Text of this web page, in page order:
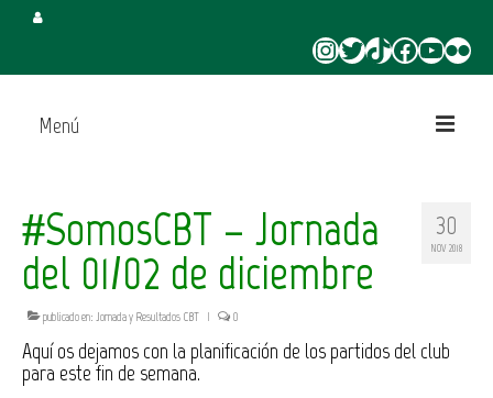
Instagram
Twitter
TikTokFacebook
YouTube
Flickr
Menú
Juega en CBT
Campus de Verano
Torneo 3×3 Verano
30
NOV 2018
#SomosCBT – Jornada
del 01/02 de diciembre
publicado en: Jornada y Resultados CBT | 0
Aquí os dejamos con la planificación de los partidos del club
para este fin de semana.